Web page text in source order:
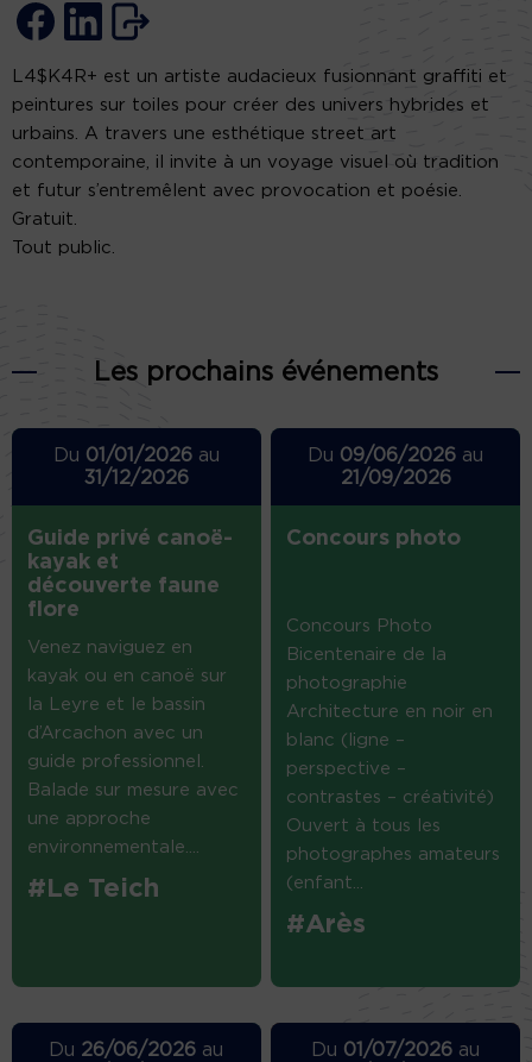
L4$K4R+ est un artiste audacieux fusionnant graffiti et
peintures sur toiles pour créer des univers hybrides et
urbains. A travers une esthétique street art
contemporaine, il invite à un voyage visuel où tradition
et futur s’entremêlent avec provocation et poésie.
Gratuit.
Tout public.
Les prochains événements
Du 01/01/2026au
31/12/2026
Guide privé canoë-
kayak et
découverte faune
flore
Venez naviguez en
kayak ou en canoë sur
la Leyre et le bassin
d’Arcachon avec un
guide professionnel.
Balade sur mesure avec
une approche
environnementale....
#Le Teich
Du 09/06/2026 au
21/09/2026
Concours photo
Concours Photo
Bicentenaire de la
photographie
Architecture en noir en
blanc (ligne –
perspective –
contrastes – créativité)
Ouvert à tous les
photographes amateurs
(enfant...
#Arès
Du 26/06/2026 au Du 01/07/2026 au